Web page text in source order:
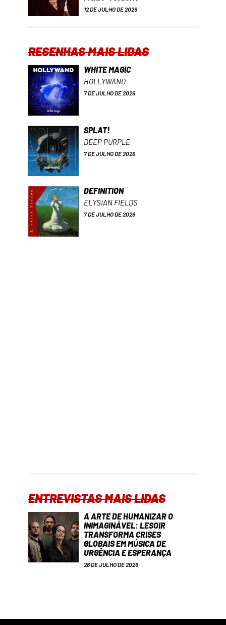
12 DE JULHO DE 2026
RESENHAS MAIS LIDAS
WHITE MAGIC
HOLLYWAND
7 DE JULHO DE 2026
SPLAT!
DEEP PURPLE
7 DE JULHO DE 2026
DEFINITION
ELYSIAN FIELDS
7 DE JULHO DE 2026
ENTREVISTAS MAIS LIDAS
A ARTE DE HUMANIZAR O
INIMAGINÁVEL: LESOIR
TRANSFORMA CRISES
GLOBAIS EM MÚSICA DE
URGÊNCIA E ESPERANÇA
28 DE JULHO DE 2026